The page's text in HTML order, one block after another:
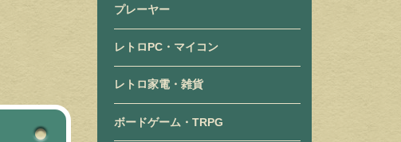
プレーヤー
レトロPC・マイコン
レトロ家電・雑貨
ボードゲーム・TRPG